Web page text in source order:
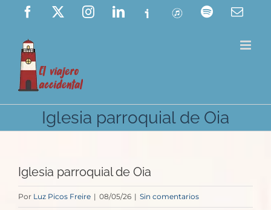
Saltar
contenido
Facebook InstagramLinkedIn
Ivoox ITunes Spotify
Iglesia parroquial de Oia
Iglesia parroquial de Oia
Por Luz Picos Freire | 08/05/26 | Sin comentarios